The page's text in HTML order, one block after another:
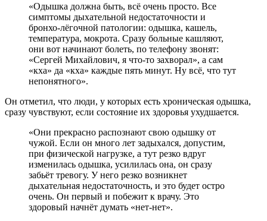
«Одышка должна быть, всё очень просто. Все
симптомы дыхательной недостаточности и
бронхо-лёгочной патологии: одышка, кашель,
температура, мокрота. Сразу больные кашляют,
они вот начинают болеть, по телефону звонят:
«Сергей Михайлович, я что-то захворал», а сам
«кха» да «кха» каждые пять минут. Ну всё, что тут
непонятного».
Он отметил, что люди, у которых есть хроническая одышка,
сразу чувствуют, если состояние их здоровья ухудшается.
«Они прекрасно распознают свою одышку от
чужой. Если он много лет задыхался, допустим,
при физической нагрузке, а тут резко вдруг
изменилась одышка, усилилась она, он сразу
забьёт тревогу. У него резко возникнет
дыхательная недостаточность, и это будет остро
очень. Он первый и побежит к врачу. Это
здоровый начнёт думать «нет-нет».